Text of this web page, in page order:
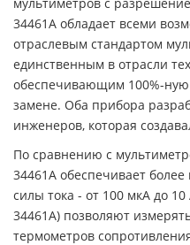
34461А обладает всеми
отраслевым стандартом
единственным в отрасли
обеспечивающим 100%-ную
замене. Оба прибора
инженеров, которая
По сравнению с
34461A обеспечивает
силы тока - от 100 мкА до
34461A) позволяют
термометров